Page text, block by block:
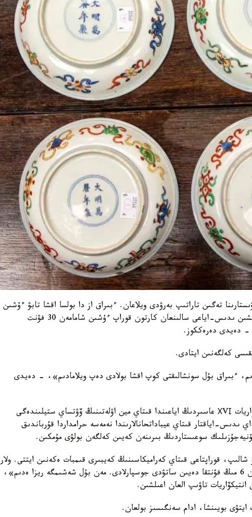
تەگىن تاراتىپ بەرۋدى ويلاعان. ءبىراق از دا بولسا اقشا تابۋ ءۇشىن
ىدىستاردى اۋكسيونعا شىعارعان. اعىلشىن ىدىس-اياعى سالىنعان كارتون قوراپ ءۇشىن شامامەن 30 فۋنت
- دەيدى دەرەككوز.
ءبىراق بۇل سونشالىقتى كوپ اقشا بولادى دەپ ويلامادىم»، - دەيدى
Hansons اۋكسيونىنا قويىلعان انتيكۆاريات ХVІ عاسىردىڭ اياعىندا قىتاي مين اۋلەتىنىڭ ۆۋتساي ستيلىندەگى
ىدىس-اياقتار قىتاي عيباداتحانالارىندا نەمەسە حرامداردا قۇرباندىق
سوعىستاردىڭ بىرىنەن كەيىن كەلگەن بولۋى مۇمكىن.
قوراپتاعى قىتاي كەراميكاسىنىڭ كەيبىرى قىمبات ەكەنىن ايتتى. ولار
ىدىستاردى باسقا باعامەن - 4 مىڭنان 6 مىڭ فۋنتقا دەيىن ساتۋدى جوسپارلادى. مەن بۇل شەشىمگە ريزا ەدىم»،
تاۋىپ العان اعىلشىن.
بويىنشا، ادام سەنگىسىز بولعان.